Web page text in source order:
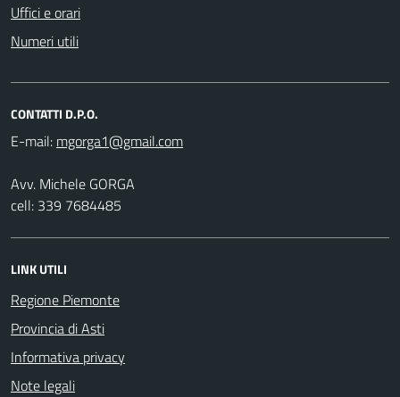
Uffici e orari
Numeri utili
CONTATTI D.P.O.
E-mail:
Avv. Michele GORGA
cell: 339 7684485
LINK UTILI
Regione Piemonte
Provincia di Asti
Informativa privacy
Note legali